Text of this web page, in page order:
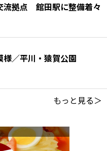
流拠点 館田駅に整備着々
／平川・猿賀公園
もっと見る＞